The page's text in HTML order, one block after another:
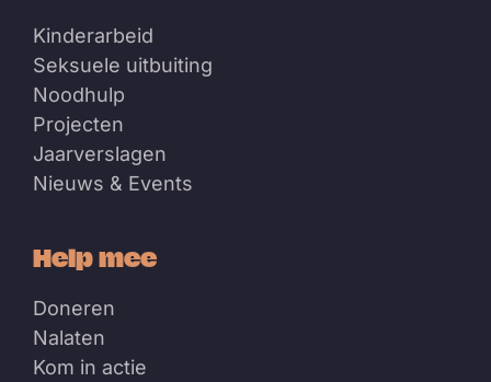
Kinderarbeid
Seksuele uitbuiting
Noodhulp
Projecten
Jaarverslagen
Nieuws & Events
Help mee
Doneren
Nalaten
Kom in actie